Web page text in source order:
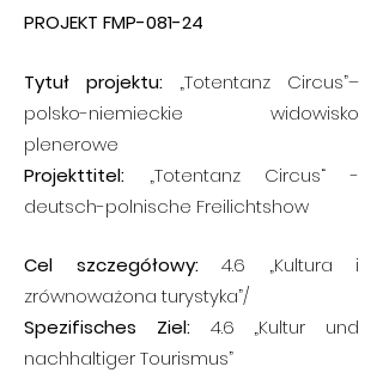
PROJEKT FMP-081-24
Tytuł projektu: „Totentanz Circus”–
polsko-niemieckie widowisko
plenerowe
Projekttitel: „Totentanz Circus“ -
deutsch-polnische Freilichtshow
Cel szczegółowy: 4.6 „Kultura i
zrównoważona turystyka”/
Spezifisches Ziel: 4.6 „Kultur und
nachhaltiger Tourismus”